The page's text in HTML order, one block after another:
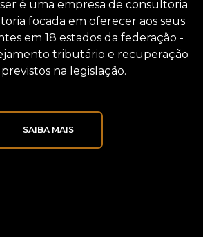
é uma empresa de consultoria
focada em oferecer aos seus
em 18 estados da federação -
tributário e recuperação
na legislação.
SAIBA MAIS